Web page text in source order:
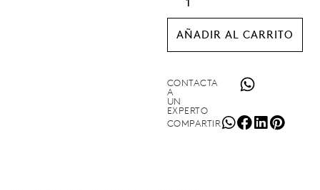
AÑADIR AL CARRITO
CONTACTA
A
UN
EXPERTO
COMPARTIR